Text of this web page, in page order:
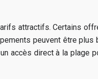
attractifs. Certains
peuvent être
accès direct à la plage